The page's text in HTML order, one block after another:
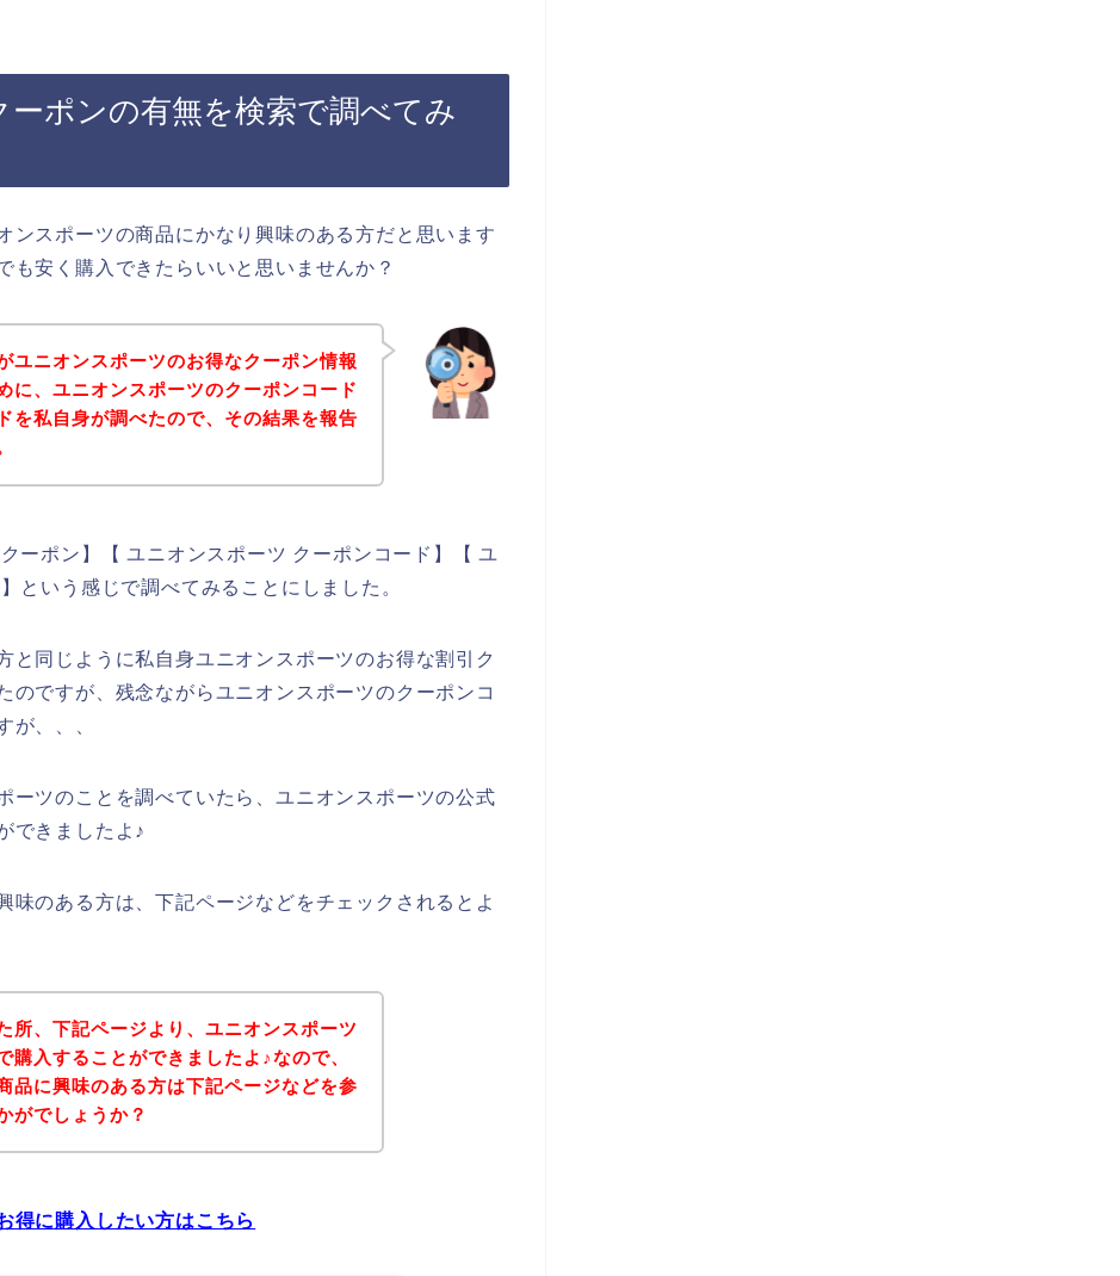
ポンの有無を検索で調べてみ
ンスポーツの商品にかなり興味のある方だと思います
も安く購入できたらいいと思いませんか？
ユニオンスポーツのお得なクーポン情報
に、ユニオンスポーツのクーポンコード
を私自身が調べたので、その結果を報告
ーポン】【 ユニオンスポーツ クーポンコード】【 ユ
という感じで調べてみることにしました。
と同じように私自身ユニオンスポーツのお得な割引ク
のですが、残念ながらユニオンスポーツのクーポンコ
が、、、
ーツのことを調べていたら、ユニオンスポーツの公式
できましたよ♪
味のある方は、下記ページなどをチェックされるとよ
所、下記ページより、ユニオンスポーツ
購入することができましたよ♪なので、
品に興味のある方は下記ページなどを参
がでしょうか？
得に購入したい方はこちら